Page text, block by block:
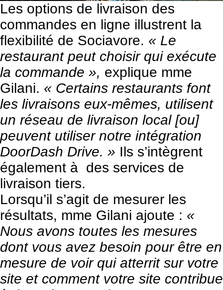
Les options de livraison des
commandes en ligne illustrent la
flexibilité de Sociavore. « Le
restaurant peut choisir qui exécute
la commande », explique mme
Gilani. « Certains restaurants font
les livraisons eux-mêmes, utilisent
un réseau de livraison local [ou]
peuvent utiliser notre intégration
DoorDash Drive. » Ils s’intègrent
également à des services de
livraison tiers.
Lorsqu’il s’agit de mesurer les
résultats, mme Gilani ajoute : «
Nous avons toutes les mesures
dont vous avez besoin pour être en
mesure de voir qui atterrit sur votre
site et comment votre site contribue